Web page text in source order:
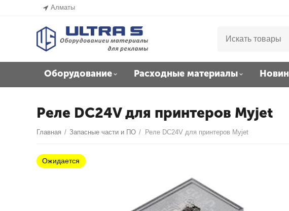
Алматы
Оборудование Расходные материалы
Реле DC24V для принтеров Myjet
Главная / Запасные части и ПО / Реле DC24V для принтеров Myjet